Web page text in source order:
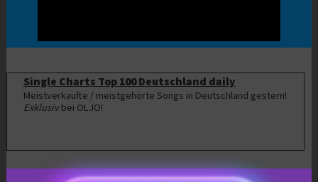
Single Charts Top 100 Deutschland daily
Meistverkaufte / meistgehörte Songs in Deutschland gestern!
Exklusivbei OLJO!